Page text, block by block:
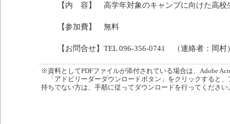
【内 容】 高学年対象のキャンプに向けた高
【参加費】 無料
【お問合せ】TEL 096-356-0741 （連絡者：岡村
※資料としてPDFファイルが添付されている場合は、Adobe
「アドビリーダーダウンロードボタン」をクリックすると
持ちでない方は、手順に従ってダウンロードを行ってください